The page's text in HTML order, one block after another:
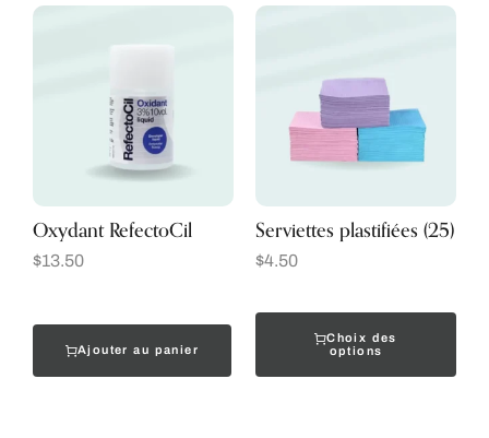
Oxydant RefectoCil
$13.50
Ajouter au panier
Serviettes plastifiées (25)
$4.50
Choix des
options